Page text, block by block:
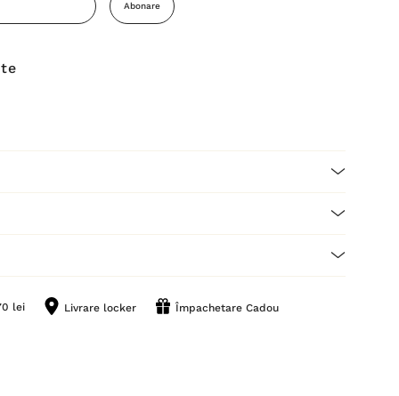
Abonare
lei Livrare locker Împachetare Cadou